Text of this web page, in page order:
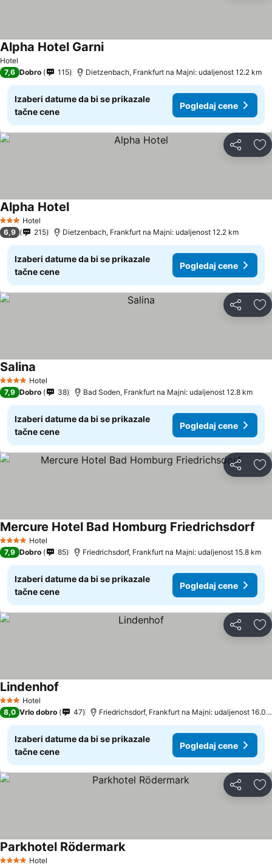
Hotel
Alpha Hotel GarniPogledaj cene
7,6 Dobro 115 Dietzenbach, Frankfurt na Majni: udaljenost 12.2 km
Izaberi datume da bi se prikazale
tačne cene
Pogledaj cene
Deli
3 Zvezdice
Hotel
Alpha HotelPogledaj cene
6,9 215 Dietzenbach, Frankfurt na Majni: udaljenost 12.2 km
Izaberi datume da bi se prikazale
tačne cene
Pogledaj cene
Deli
4 ZvezdiceHotel
Salina
7,9 Dobro 38 Bad Soden, Frankfurt na Majni: udaljenost 12.8 km
Izaberi datume da bi se prikazale
tačne cene
Pogledaj cene
Deli
4 ZvezdiceHotel
Mercure Hotel Bad Homburg Friedrichsdorf
7,9 Dobro 85 Friedrichsdorf, Frankfurt na Majni: udaljenost 15.8 km
Izaberi datume da bi se prikazale
tačne cene
Pogledaj cene
Deli
3 Zvezdice
Hotel
Lindenhof
8,0 Vrlo dobro 47 Friedrichsdorf, Frankfurt na Majni: udaljenost 16.0
Izaberi datume da bi se prikazale
tačne cene
Pogledaj cene
Deli
Hotel
Parkhotel RödermarkPogledaj cene